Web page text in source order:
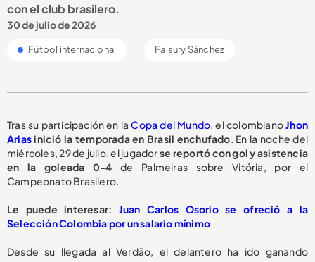
con el club brasilero.
30 de julio de 2026
Fútbol internacional Faisury Sánchez
Tras su participación en laCopa del Mundo, el colombianoJhon
Ariasinició la temporada en Brasil enchufado. En la noche del
miércoles, 29 de julio, el jugadorse reportócon gol y asistencia
en la goleada 0-4de Palmeiras sobre Vitória, por el
Campeonato Brasilero.
Le puede interesar: Juan Carlos Osorio se ofreció a la
Selección Colombia por un salario mínimo
Desde su llegada al Verdão, el delantero ha ido ganando